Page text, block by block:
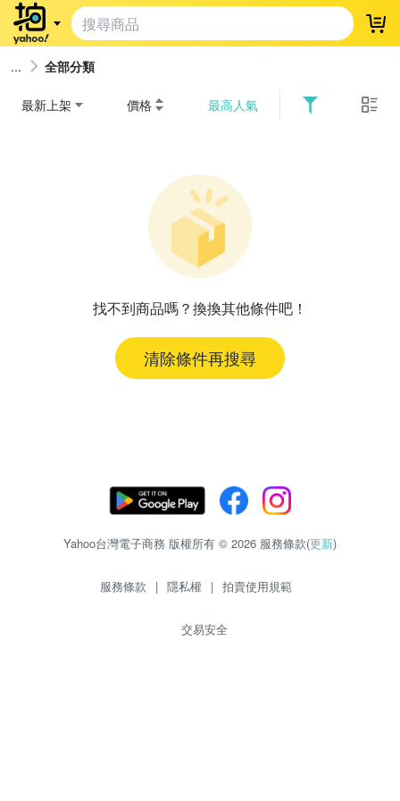
登
全部分類
最新上架 價格 最高人氣
找不到商品嗎？換換其他條件吧！
清除條件再搜尋
Yahoo台灣電子商務 版權所有 © 2026 服務條款(更新)
服務條款 | 隱私權 | 拍賣使用規範
交易安全